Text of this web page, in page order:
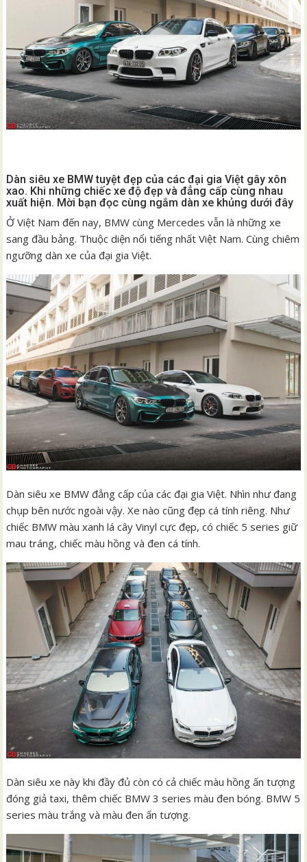
Dàn siêu xe BMW tuyệt đẹp của các đại gia Việt gây xôn
xao. Khi những chiếc xe độ đẹp và đẳng cấp cùng nhau
xuất hiện. Mời bạn đọc cùng ngắm dàn xe khủng dưới đây
Ở Việt Nam đến nay, BMW cùng Mercedes vẫn là những xe
sang đầu bảng. Thuộc diện nổi tiếng nhất Việt Nam. Cùng chiêm
ngưỡng dàn xe của đại gia Việt.
Dàn siêu xe BMW đẳng cấp của các đại gia Việt. Nhìn như đang
chụp bên nước ngoài vậy. Xe nào cũng đẹp cá tính riêng. Như
chiếc BMW màu xanh lá cây Vinyl cực đẹp, có chiếc 5 series giữ
mau tráng, chiếc màu hồng và đen cá tính.
Dàn siêu xe này khi đầy đủ còn có cả chiếc màu hồng ấn tượng
đóng giả taxi, thêm chiếc BMW 3 series màu đen bóng. BMW 5
series màu trắng và màu đen ấn tượng.